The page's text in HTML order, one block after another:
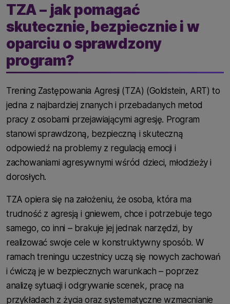
TZA – jak pomagać
skutecznie, bezpiecznie i w
oparciu o sprawdzony
program?
Trening Zastępowania Agresji (TZA) (Goldstein, ART) to
jedna z najbardziej znanych i przebadanych metod
pracy z osobami przejawiającymi agresję. Program
stanowi sprawdzoną, bezpieczną i skuteczną
odpowiedź na problemy z regulacją emocji i
zachowaniami agresywnymi wśród dzieci, młodzieży i
dorosłych.
TZA opiera się na założeniu, że osoba, która ma
trudność z agresją i gniewem, chce i potrzebuje tego
samego, co inni – brakuje jej jednak narzędzi, by
realizować swoje cele w konstruktywny sposób. W
ramach treningu uczestnicy uczą się nowych zachowań
i ćwiczą je w bezpiecznych warunkach – poprzez
analizę sytuacji i odgrywanie scenek, pracę na
przykładach z życia oraz systematyczne wzmacnianie